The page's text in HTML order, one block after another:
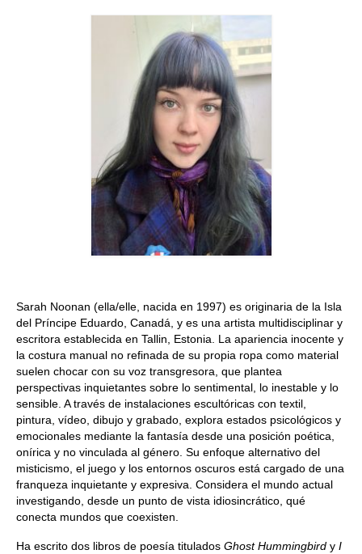
Sarah Noonan (ella/elle, nacida en 1997) es originaria de la Isla
del Príncipe Eduardo, Canadá, y es una artista multidisciplinar y
escritora establecida en Tallin, Estonia. La apariencia inocente y
la costura manual no refinada de su propia ropa como material
suelen chocar con su voz transgresora, que plantea
perspectivas inquietantes sobre lo sentimental, lo inestable y lo
sensible. A través de instalaciones escultóricas con textil,
pintura, vídeo, dibujo y grabado, explora estados psicológicos y
emocionales mediante la fantasía desde una posición poética,
onírica y no vinculada al género. Su enfoque alternativo del
misticismo, el juego y los entornos oscuros está cargado de una
franqueza inquietante y expresiva. Considera el mundo actual
investigando, desde un punto de vista idiosincrático, qué
conecta mundos que coexisten.
Ha escrito dos libros de poesía titulados Ghost Hummingbird y I